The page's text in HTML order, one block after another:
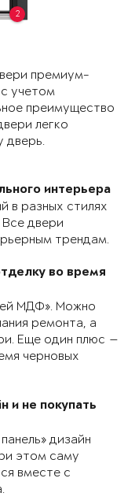
2
премиум-
учетом
преимущество
легко
дверь.
интерьера
в разных стилях
Все двери
трендам.
во время
МДФ». Можно
ремонта, а
Еще один плюс —
черновых
и не покупать
дизайн
этом саму
вместе с